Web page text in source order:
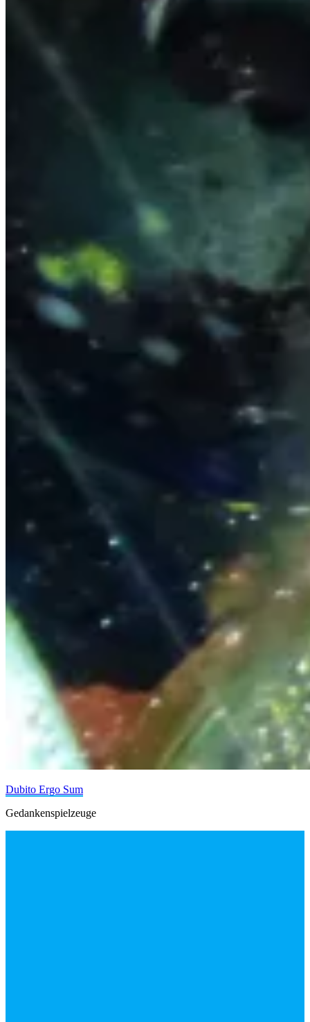
Dubito Ergo Sum
Gedankenspielzeuge